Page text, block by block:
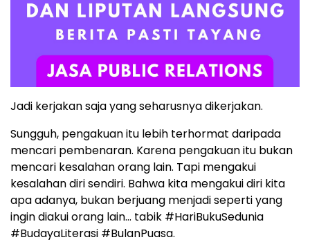
Jadi kerjakan saja yang seharusnya dikerjakan.
Sungguh, pengakuan itu lebih terhormat daripada
mencari pembenaran. Karena pengakuan itu bukan
mencari kesalahan orang lain. Tapi mengakui
kesalahan diri sendiri. Bahwa kita mengakui diri kita
apa adanya, bukan berjuang menjadi seperti yang
ingin diakui orang lain… tabik #HariBukuSedunia
#BudayaLiterasi #BulanPuasa.